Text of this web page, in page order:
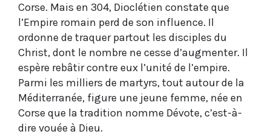
Corse. Mais en 304, Dioclétien constate que
l’Empire romain perd de son influence. Il
ordonne de traquer partout les disciples du
Christ, dont le nombre ne cesse d’augmenter. Il
espère rebâtir contre eux l’unité de l’empire.
Parmi les milliers de martyrs, tout autour de la
Méditerranée, figure une jeune femme, née en
Corse que la tradition nomme Dévote, c’est-à-
dire vouée à Dieu.